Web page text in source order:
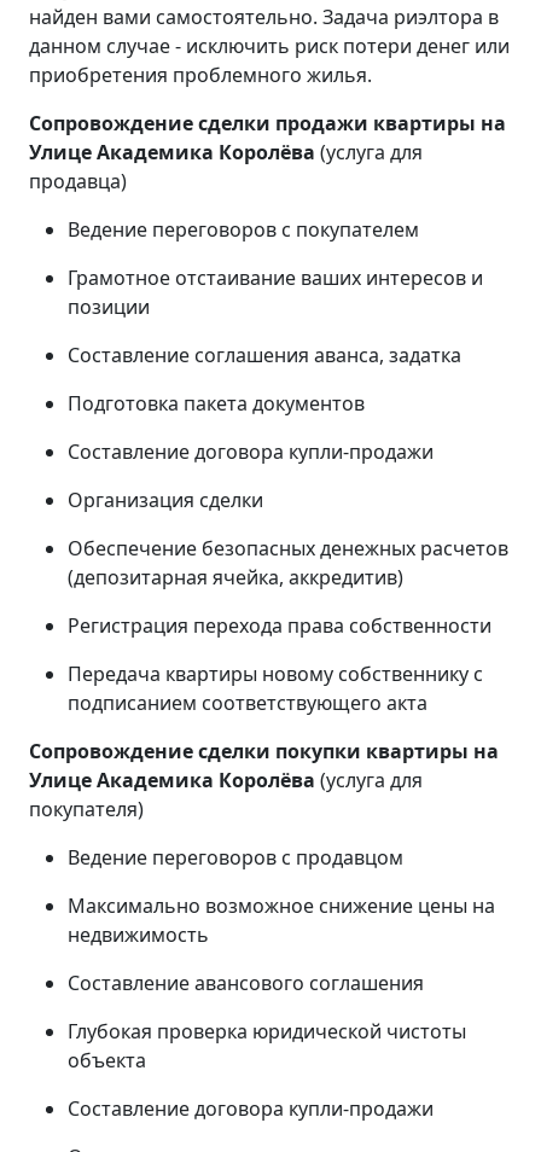
найден вами самостоятельно. Задача риэлтора в
данном случае - исключить риск потери денег или
приобретения проблемного жилья.
Сопровождение сделки продажи квартиры на
Улице Академика Королёва (услуга для
продавца)
Ведение переговоров с покупателем
Грамотное отстаивание ваших интересов и
позиции
Составление соглашения аванса, задатка
Подготовка пакета документов
Составление договора купли-продажи
Организация сделки
Обеспечение безопасных денежных расчетов
(депозитарная ячейка, аккредитив)
Регистрация перехода права собственности
Передача квартиры новому собственнику с
подписанием соответствующего акта
Сопровождение сделки покупки квартиры на
Улице Академика Королёва (услуга для
покупателя)
Ведение переговоров с продавцом
Максимально возможное снижение цены на
недвижимость
Составление авансового соглашения
Глубокая проверка юридической чистоты
объекта
Составление договора купли-продажи